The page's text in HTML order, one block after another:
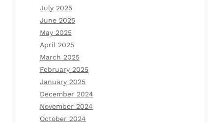
July 2025
June 2025
May 2025
April 2025
March 2025
February 2025
January 2025
December 2024
November 2024
October 2024